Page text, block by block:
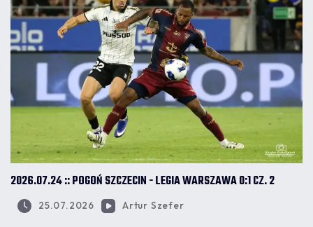
2026.07.24 :: POGOŃ SZCZECIN - LEGIA WARSZAWA 0:1 CZ. 2
25.07.2026 Artur Szefer